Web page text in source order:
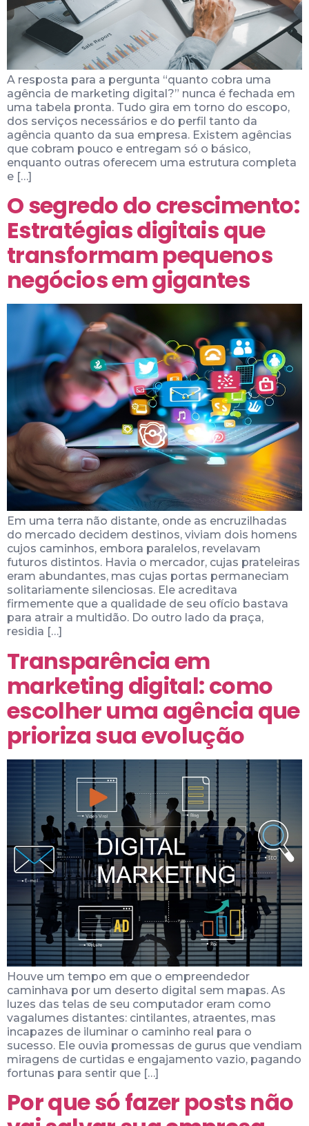
A resposta para a pergunta “quanto cobra uma
agência de marketing digital?” nunca é fechada em
uma tabela pronta. Tudo gira em torno do escopo,
dos serviços necessários e do perfil tanto da
agência quanto da sua empresa. Existem agências
que cobram pouco e entregam só o básico,
enquanto outras oferecem uma estrutura completa
e […]
O segredo do crescimento:
Estratégias digitais que
transformam pequenos
negócios em gigantes
Em uma terra não distante, onde as encruzilhadas
do mercado decidem destinos, viviam dois homens
cujos caminhos, embora paralelos, revelavam
futuros distintos. Havia o mercador, cujas prateleiras
eram abundantes, mas cujas portas permaneciam
solitariamente silenciosas. Ele acreditava
firmemente que a qualidade de seu ofício bastava
para atrair a multidão. Do outro lado da praça,
residia […]
Transparência em
marketing digital: como
escolher uma agência que
prioriza sua evolução
Houve um tempo em que o empreendedor
caminhava por um deserto digital sem mapas. As
luzes das telas de seu computador eram como
vagalumes distantes: cintilantes, atraentes, mas
incapazes de iluminar o caminho real para o
sucesso. Ele ouvia promessas de gurus que vendiam
miragens de curtidas e engajamento vazio, pagando
fortunas para sentir que […]
Por que só fazer posts não